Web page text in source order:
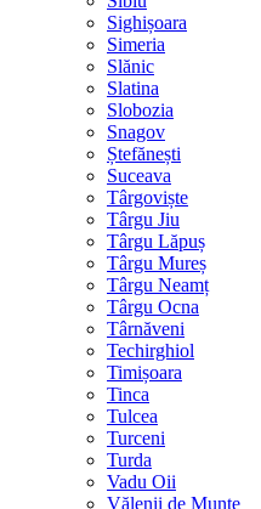
Sighișoara
Simeria
Slănic
Slatina
Slobozia
Snagov
Ștefănești
Suceava
Târgoviște
Târgu Jiu
Târgu Lăpuș
Târgu Mureș
Târgu Neamț
Târgu Ocna
Târnăveni
Techirghiol
Timișoara
Tinca
Tulcea
Turceni
Turda
Vadu Oii
Vălenii de Munte